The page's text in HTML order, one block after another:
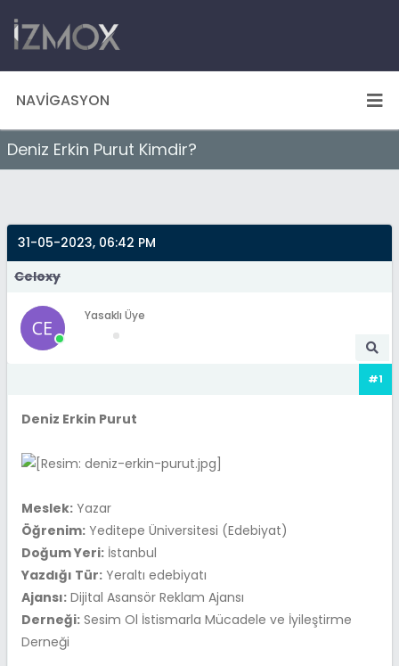
NAVIGASYON
Deniz Erkin Purut Kimdir?
31-05-2023, 06:42 PM
Celoxy
Yasaklı Üye
#1
Deniz Erkin Purut
Meslek: Yazar
Öğrenim: Yeditepe Üniversitesi (Edebiyat)
Doğum Yeri: İstanbul
Yazdığı Tür: Yeraltı edebiyatı
Ajansı: Dijital Asansör Reklam Ajansı
Derneği: Sesim Ol İstismarla Mücadele ve İyileştirme
Derneği